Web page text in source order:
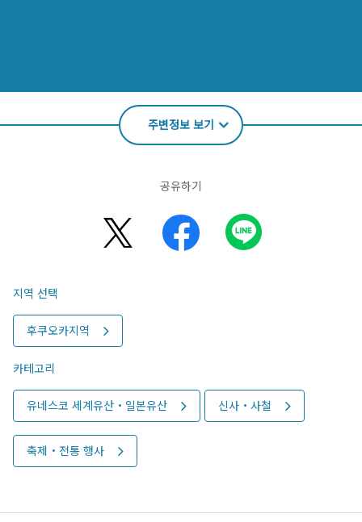
주변정보 보기
공유하기
지역 선택
후쿠오카지역
카테고리
유네스코 세계유산・일본유산 신사・사철
축제・전통 행사